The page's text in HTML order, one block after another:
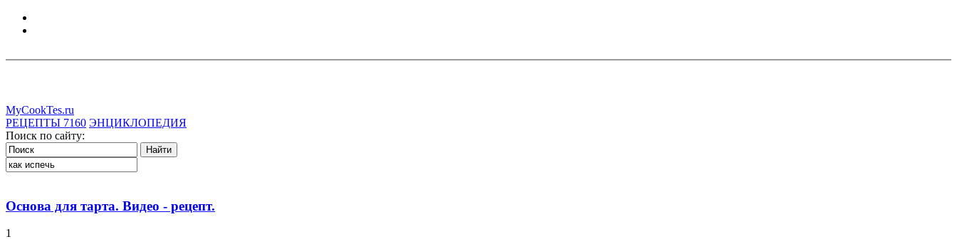
MyCookTes.ru
РЕЦЕПТЫ 7160 ЭНЦИКЛОПЕДИЯ
Поиск по сайту:
Основа для тарта. Видео - рецепт.
1